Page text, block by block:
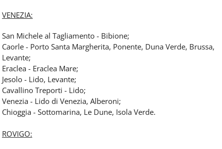
VENEZIA:
San Michele al Tagliamento - Bibione;
Caorle - Porto Santa Margherita, Ponente, Duna Verde, Brussa,
Levante;
Eraclea - Eraclea Mare;
Jesolo - Lido, Levante;
Cavallino Treporti - Lido;
Venezia - Lido di Venezia, Alberoni;
Chioggia - Sottomarina, Le Dune, Isola Verde.
ROVIGO: